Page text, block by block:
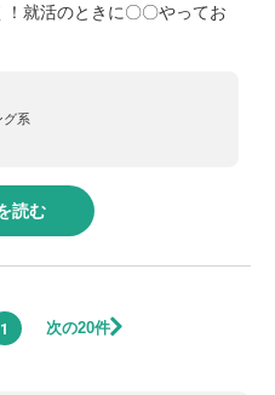
就活のときに〇〇やってお
グ系
読む
1 次の20件